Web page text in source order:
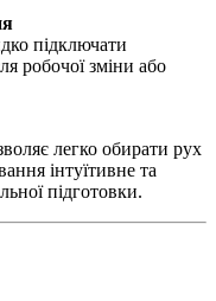
підключати
робочої зміни або
легко обирати рух
інтуїтивне та
підготовки.